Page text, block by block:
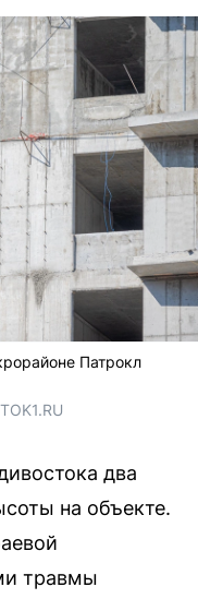
Патрокл
два
на объекте.
травмы